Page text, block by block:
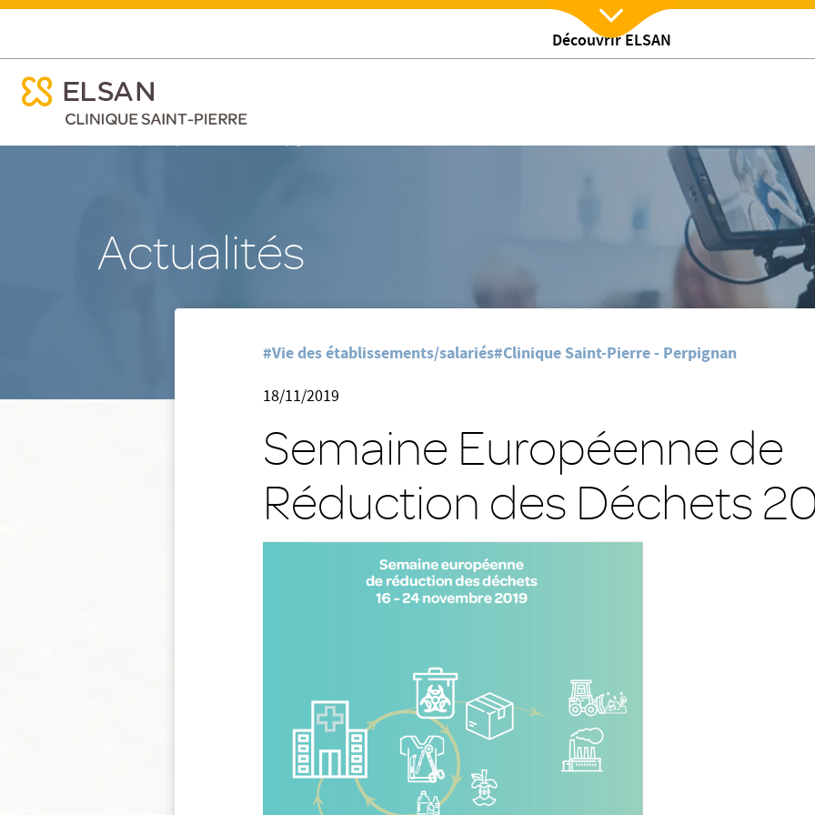
au
Découvrir ELSAN
Semaine Européenne de Réduction des Déchets 2019
menu mobile
Nx:Afficher menu
menu mobile
Actualités
Accueil/Clinique Saint-Pierre - Perpignan/Nos actualites/Semaine Européenne de Réduction des Déchets 2019
#Vie des établissements/salariés#Clinique Saint-Pierre - Perpignan
18/11/2019
Semaine Européenne de
Réduction des Déchets